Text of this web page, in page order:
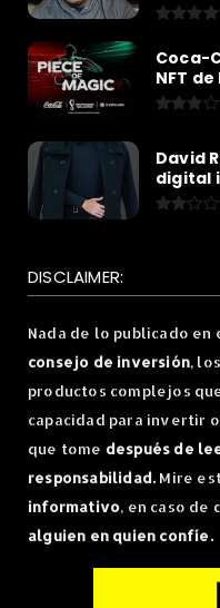
Coca-
NFT
David
digital
DISCLAIMER:
Nada de lo publicado
consejo de inversión,
productos complejos
capacidad para invertir
que tome después de
responsabilidad. Mire
informativo, en caso de
alguien en quien confíe.